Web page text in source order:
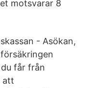
motsvarar 8
- Asökan,
får från
att